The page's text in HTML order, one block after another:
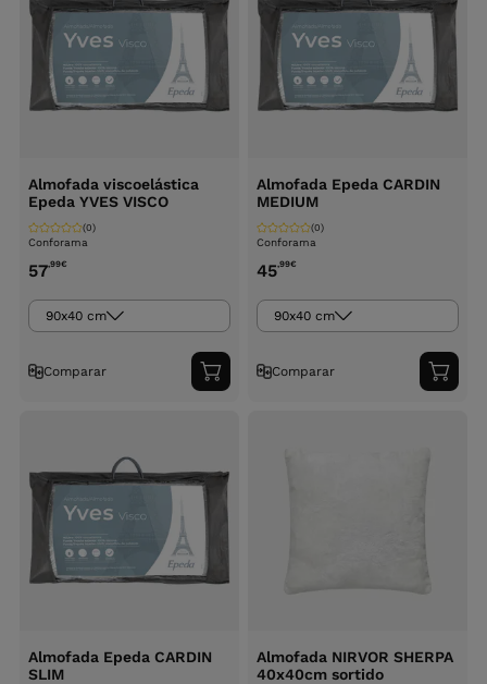
Almofada viscoelástica
Epeda YVES VISCO
Conforama
(0)
57,99€
90x40 cm
Comparar
Adicionar
ao
Almofada Epeda CARDIN
MEDIUM
Conforama
(0)
45,99€
90x40 cm
Comparar
ao
Almofada Epeda CARDIN
SLIM
Almofada NIRVOR SHERPA
40x40cm sortido